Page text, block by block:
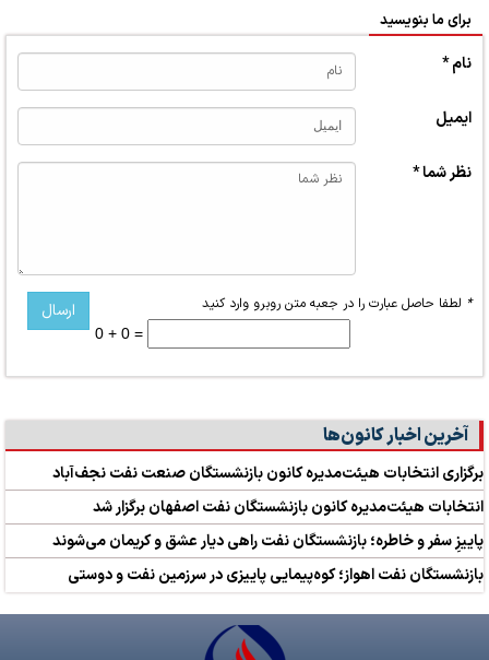
برای ما بنویسید
نام *
ایمیل
نظر شما *
* لطفا حاصل عبارت را در جعبه متن روبرو وارد کنید
0 + 0 =
آخرین اخبار کانون‌ها
برگزاری انتخابات هیئت‌مدیره کانون بازنشستگان صنعت نفت نجف‌آباد
انتخابات هیئت‌مدیره کانون بازنشستگان نفت اصفهان برگزار شد
پاییزِ سفر و خاطره؛ بازنشستگان نفت راهی دیار عشق و کریمان می‌شوند
بازنشستگان نفت اهواز؛ کوه‌پیمایی پاییزی در سرزمین نفت و دوستی